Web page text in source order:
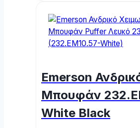
Emerson
Μπουφάν
White Black